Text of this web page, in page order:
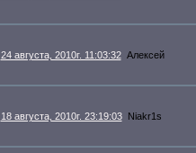
24 августа, 2010г. 11:03:32 Алексей
18 августа, 2010г. 23:19:03 Niakr1s